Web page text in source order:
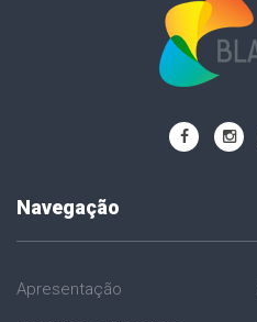
Navegação
Apresentação